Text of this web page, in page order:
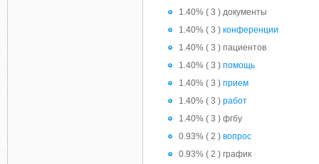
1.40% ( 3 ) документы
1.40% ( 3 ) конференции
1.40% ( 3 ) пациентов
1.40% ( 3 ) помощь
1.40% ( 3 ) прием
1.40% ( 3 ) работ
1.40% ( 3 ) фгбу
0.93% ( 2 ) вопрос
0.93% ( 2 ) график